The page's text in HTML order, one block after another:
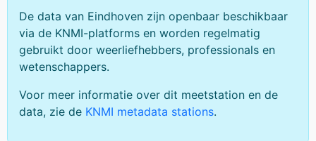
De data van Eindhoven zijn openbaar beschikbaar
via de KNMI-platforms en worden regelmatig
gebruikt door weerliefhebbers, professionals en
wetenschappers.
Voor meer informatie over dit meetstation en de
data, zie de KNMI metadata stations.